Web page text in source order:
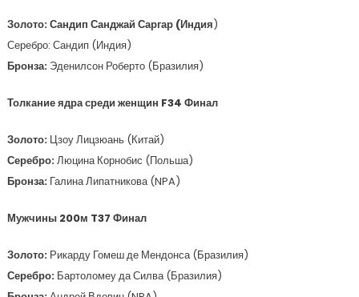
Золото:Сандип Санджай Саргар (Индия)
Серебро: Сандип (Индия)
Бронза: Эденилсон Роберто (Бразилия)
Толкание ядра среди женщин F34 Финал
Золото: Цзоу Лицзюань (Китай)
Серебро:Люцина Корнобис (Польша)
Бронза: Галина Липатникова (NPA)
Мужчины 200м T37 Финал
Золото: Рикарду Гомеш де Мендонса (Бразилия)
Серебро: Бартоломеу да Силва (Бразилия)